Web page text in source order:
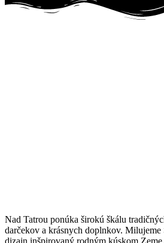
Nad Tatrou ponúka širokú škálu
darčekov a krásnych doplnkov.